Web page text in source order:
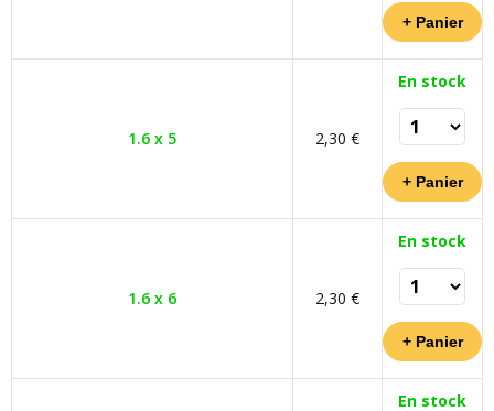
1.6 x 5 2,30 €
En stock
1.6 x 6 2,30 €
En stock
En stock